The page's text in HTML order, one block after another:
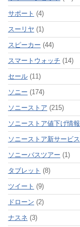
サポート (4)
スーリヤ (1)
スピーカー (44)
スマートウォッチ (14)
セール(11)
ソニー (174)
ソニーストア (215)
ソニーストア値下げ情報
ソニーストア新サービス
ソニーバスツアー (1)
タブレット (8)
ツイート (9)
ドローン (2)
ナスネ (3)